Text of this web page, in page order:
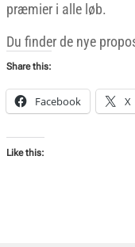
præmier i alle løb.
Du finder de nye
Share this:
Facebook X
Like this: